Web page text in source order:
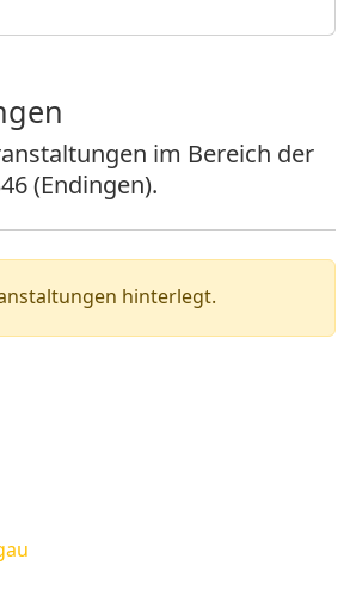
im Bereich der
(Endingen).
hinterlegt.